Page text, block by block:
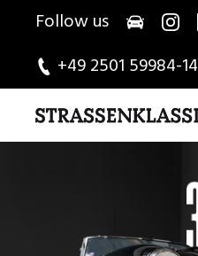
Follow us
+49 2501 59984-14